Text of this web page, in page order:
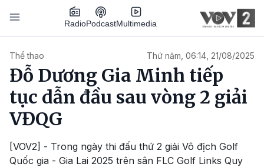
Nhảy đến nội dung
RadioPodcastMultimedia
Thể thao Thứ năm, 06:14, 21/08/2025
Đỗ Dương Gia Minh tiếp
tục dẫn đầu sau vòng 2 giải
VĐQG
[VOV2] - Trong ngày thi đấu thứ 2 giải Vô địch Golf
Quốc gia - Gia Lai 2025 trên sân FLC Golf Links Quy